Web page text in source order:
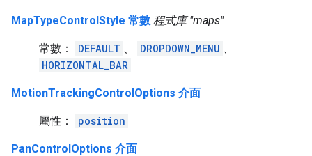
MapTypeControlStyle 常數 程式庫 "maps"
常數： DEFAULT 、 DROPDOWN_MENU 、
HORIZONTAL_BAR
MotionTrackingControlOptions 介面
屬性： position
PanControlOptions 介面